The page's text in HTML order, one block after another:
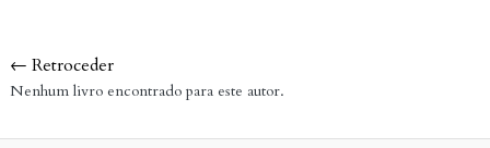
← Retroceder
Nenhum livro encontrado para este autor.